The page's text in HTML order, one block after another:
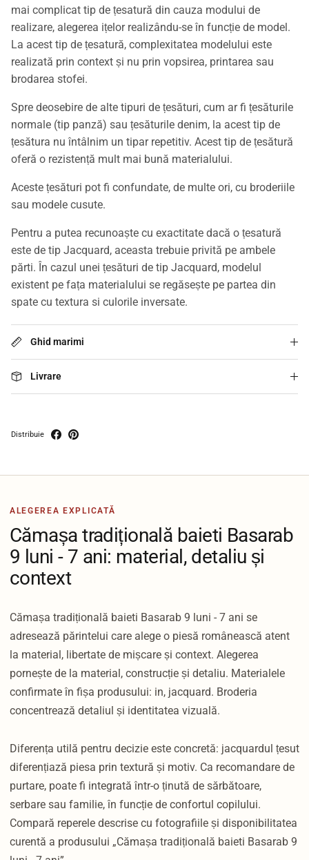
mai complicat tip de țesatură din cauza modului de
realizare, alegerea ițelor realizându-se în funcție de model.
La acest tip de țesatură, complexitatea modelului este
realizată prin context și nu prin vopsirea, printarea sau
brodarea stofei.
Spre deosebire de alte tipuri de țesături, cum ar fi țesăturile
normale (tip panză) sau țesăturile denim, la acest tip de
țesătura nu întâlnim un tipar repetitiv. Acest tip de țesătură
oferă o rezistență mult mai bună materialului.
Aceste țesături pot fi confundate, de multe ori, cu broderiile
sau modele cusute.
Pentru a putea recunoaște cu exactitate dacă o țesatură
este de tip Jacquard, aceasta trebuie privită pe ambele
părti. În cazul unei țesături de tip Jacquard, modelul
existent pe fața materialului se regăsește pe partea din
spate cu textura si culorile inversate.
Ghid marimi
Livrare
Distribuie
ALEGEREA EXPLICATĂ
Cămașa tradițională baieti Basarab
9 luni - 7 ani: material, detaliu și
context
Cămașa tradițională baieti Basarab 9 luni - 7 ani se
adresează părintelui care alege o piesă românească atent
la material, libertate de mișcare și context. Alegerea
pornește de la material, construcție și detaliu. Materialele
confirmate în fișa produsului: in, jacquard. Broderia
concentrează detaliul și identitatea vizuală.
Diferența utilă pentru decizie este concretă: jacquardul țesut
diferențiază piesa prin textură și motiv. Ca recomandare de
purtare, poate fi integrată într-o ținută de sărbătoare,
serbare sau familie, în funcție de confortul copilului.
Compară reperele descrise cu fotografiile și disponibilitatea
curentă a produsului „Cămașa tradițională baieti Basarab 9